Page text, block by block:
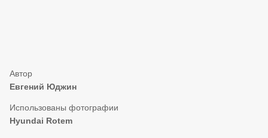
Евгений Юджин
Hyundai Rotem